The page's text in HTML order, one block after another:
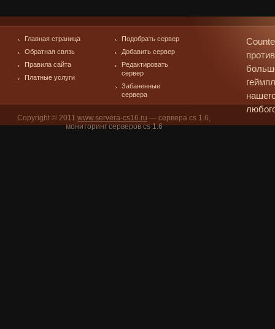
Главная страница
Обратная связь
Правила сайта
Платные услуги
Подобрать сервер
Добавить сервер
Редактировать
сервер
Забаненные
сервера
Copyright © 2011 www.servera-cs16.ru — сервера cs 1.6,
мониторинг серверов cs 1.6